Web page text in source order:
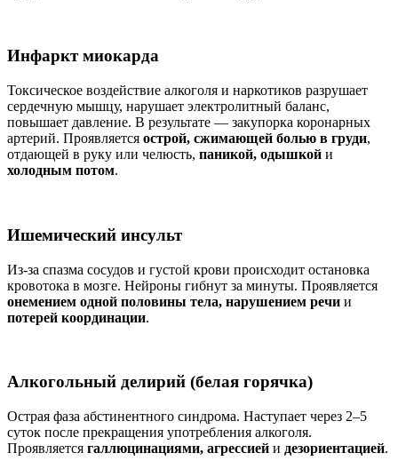
Инфаркт миокарда
Токсическое воздействие алкоголя и наркотиков разрушает
сердечную мышцу, нарушает электролитный баланс,
повышает давление. В результате — закупорка коронарных
артерий. Проявляется острой, сжимающей болью в груди,
отдающей в руку или челюсть, паникой, одышкой и
холодным потом.
Ишемический инсульт
Из-за спазма сосудов и густой крови происходит остановка
кровотока в мозге. Нейроны гибнут за минуты. Проявляется
онемением одной половины тела, нарушением речи и
потерей координации.
Алкогольный делирий (белая горячка)
Острая фаза абстинентного синдрома. Наступает через 2–5
суток после прекращения употребления алкоголя.
Проявляется галлюцинациями, агрессией и дезориентацией.